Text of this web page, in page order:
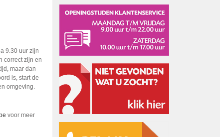
9.30 uur zijn
correct zijn en
maar dan
is, start de
omgeving.
voor meer